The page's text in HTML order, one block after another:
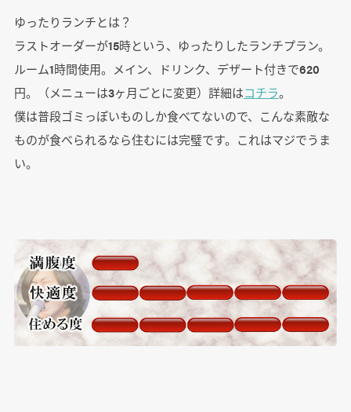
ゆったりランチとは？
ラストオーダーが15時という、ゆったりしたランチプラン。
ルーム1時間使用。メイン、ドリンク、デザート付きで620
円。（メニューは3ヶ月ごとに変更）詳細はコチラ。
僕は普段ゴミっぽいものしか食べてないので、こんな素敵な
ものが食べられるなら住むには完璧です。これはマジでうま
い。